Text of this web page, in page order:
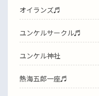
オイランズ♬
ユンケルサークル♬
ユンケル神社
熱海五郎一座♬